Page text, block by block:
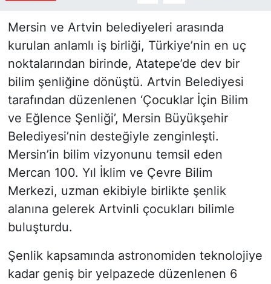
Mersin ve Artvin belediyeleri arasında
kurulan anlamlı iş birliği, Türkiye’nin en uç
noktalarından birinde, Atatepe’de dev bir
bilim şenliğine dönüştü. Artvin Belediyesi
tarafından düzenlenen ‘Çocuklar İçin Bilim
ve Eğlence Şenliği’, Mersin Büyükşehir
Belediyesi’nin desteğiyle zenginleşti.
Mersin’in bilim vizyonunu temsil eden
Mercan 100. Yıl İklim ve Çevre Bilim
Merkezi, uzman ekibiyle birlikte şenlik
alanına gelerek Artvinli çocukları bilimle
buluşturdu.
Şenlik kapsamında astronomiden teknolojiye
kadar geniş bir yelpazede düzenlenen 6